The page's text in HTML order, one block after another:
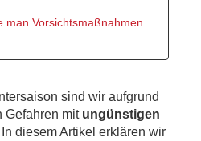
man Vorsichtsmaßnahmen
sind wir aufgrund
Gefahren mit ungünstigen
In diesem Artikel erklären wir